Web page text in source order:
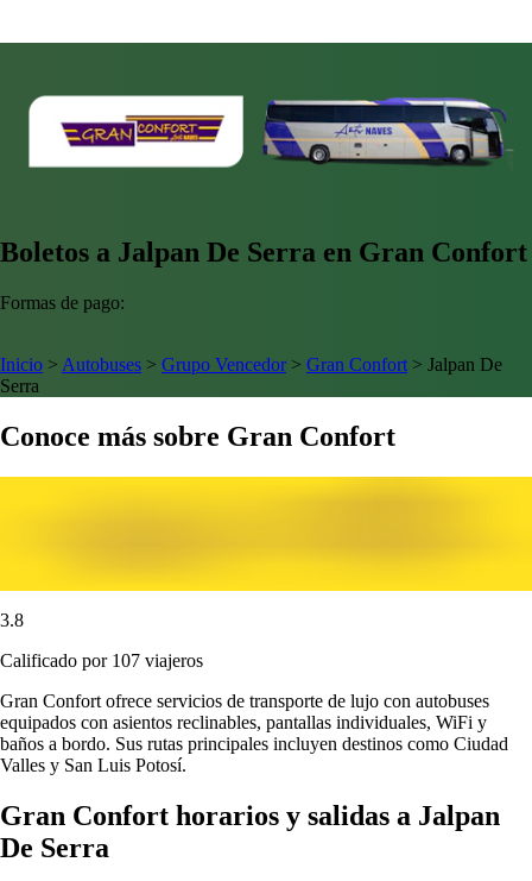
Boletos a Jalpan De Serra en Gran Confort
Formas de pago:
Inicio > Autobuses > Grupo Vencedor> Gran Confort > Jalpan De
Serra
Conoce más sobre Gran Confort
3.8
Calificado por 107 viajeros
Gran Confort ofrece servicios de transporte de lujo con autobuses
equipados con asientos reclinables, pantallas individuales, WiFi y
baños a bordo. Sus rutas principales incluyen destinos como Ciudad
Valles y San Luis Potosí.
Gran Confort horarios y salidas a Jalpan
De Serra